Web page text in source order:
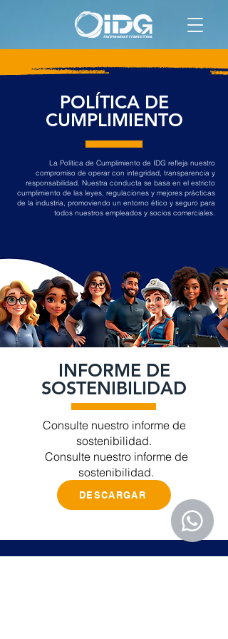
POLÍTICA DE
CUMPLIMIENTO
La Política de Cumplimiento de IDG refleja nuestro
compromiso de operar con integridad, transparencia y
responsabilidad. Nuestra conducta se basa en el estricto
cumplimiento de las leyes, regulaciones y mejores prácticas
de la industria, promoviendo un entorno ético y seguro para
todos nuestros empleados y socios comerciales.
INFORME DE
SOSTENIBILIDAD
Consulte nuestro informe de
sostenibilidad.
Consulte nuestro informe de
sostenibilidad.
DESCARGAR